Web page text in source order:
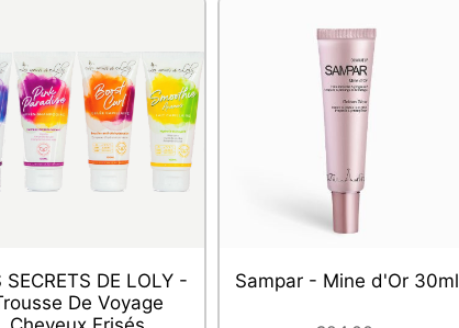
SECRETS DE LOLY -
De Voyage
Sampar - Mine d'Or 30ml